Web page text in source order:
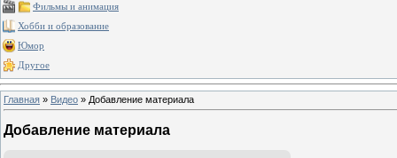
Фильмы и анимация
Хобби и образование
Юмор
Другое
Главная » Видео » Добавление материала
Добавление материала